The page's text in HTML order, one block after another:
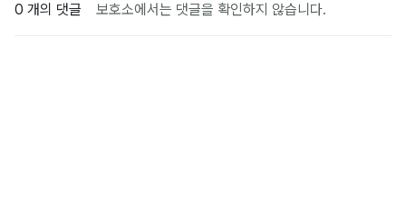
0 개의 댓글 보호소에서는 댓글을 확인하지 않습니다.